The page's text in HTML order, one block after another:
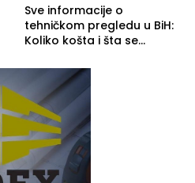
Sve informacije o
tehničkom pregledu u BiH:
Koliko košta i šta se